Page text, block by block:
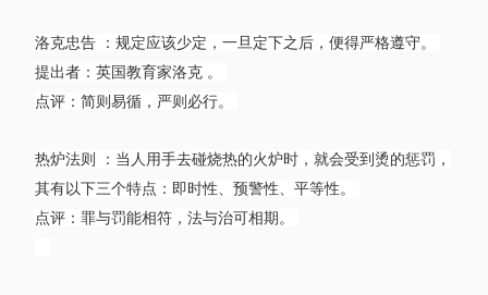
洛克忠告 ：规定应该少定，一旦定下之后，便得严格遵守。
提出者：英国教育家洛克 。
点评：简则易循，严则必行。
热炉法则 ：当人用手去碰烧热的火炉时，就会受到烫的惩罚，
其有以下三个特点：即时性、预警性、平等性。
点评：罪与罚能相符，法与治可相期。